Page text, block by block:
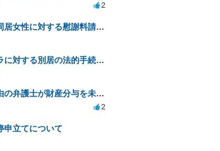
2
夫の不貞と同居女性に対する慰謝料請求の可能性について相談
夫のモラハラに対する別居の法的手続き相談
法テラス経由の弁護士が財産分与を未解決のまま放置
2
申立てについて